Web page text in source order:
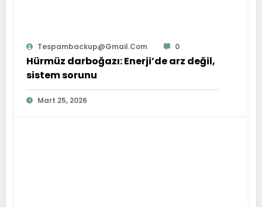
Tespambackup@gmail.com 0
Hürmüz darboğazı: Enerji’de arz değil,
sistem sorunu
Mart 25, 2026